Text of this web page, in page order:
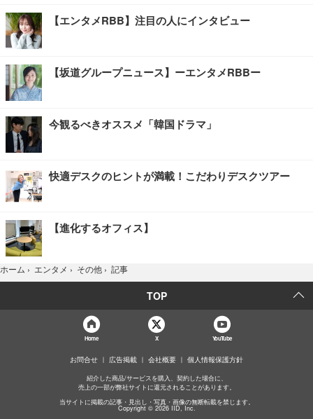
【エンタメRBB】注目の人にインタビュー
【坂道グループニュース】ーエンタメRBBー
今観るべきオススメ「韓国ドラマ」
快適デスクのヒントが満載！こだわりデスクツアー
【進化するオフィス】
ホーム › エンタメ › その他 › 記事
TOP
Home X YouTube
お問合せ 広告掲載 会社概要 個人情報保護方針
紹介した商品/サービスを購入、契約した場合に、
売上の一部が弊社サイトに還元されることがあります。
当サイトに掲載の記事・見出し・写真・画像の無断転載を禁じます。
Copyright © 2026 IID, Inc.